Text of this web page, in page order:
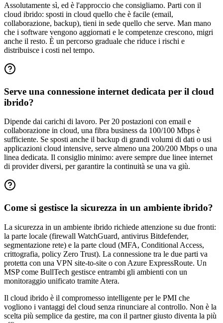
Assolutamente sì, ed è l'approccio che consigliamo. Parti con il
cloud ibrido: sposti in cloud quello che è facile (email,
collaborazione, backup), tieni in sede quello che serve. Man mano
che i software vengono aggiornati e le competenze crescono, migri
anche il resto. È un percorso graduale che riduce i rischi e
distribuisce i costi nel tempo.
Serve una connessione internet dedicata per il cloud
ibrido?
Dipende dai carichi di lavoro. Per 20 postazioni con email e
collaborazione in cloud, una fibra business da 100/100 Mbps è
sufficiente. Se sposti anche il backup di grandi volumi di dati o usi
applicazioni cloud intensive, serve almeno una 200/200 Mbps o una
linea dedicata. Il consiglio minimo: avere sempre due linee internet
di provider diversi, per garantire la continuità se una va giù.
Come si gestisce la sicurezza in un ambiente ibrido?
La sicurezza in un ambiente ibrido richiede attenzione su due fronti:
la parte locale (firewall WatchGuard, antivirus Bitdefender,
segmentazione rete) e la parte cloud (MFA, Conditional Access,
crittografia, policy Zero Trust). La connessione tra le due parti va
protetta con una VPN site-to-site o con Azure ExpressRoute. Un
MSP come BullTech gestisce entrambi gli ambienti con un
monitoraggio unificato tramite Atera.
Il cloud ibrido è il compromesso intelligente per le PMI che
vogliono i vantaggi del cloud senza rinunciare al controllo. Non è la
scelta più semplice da gestire, ma con il partner giusto diventa la più